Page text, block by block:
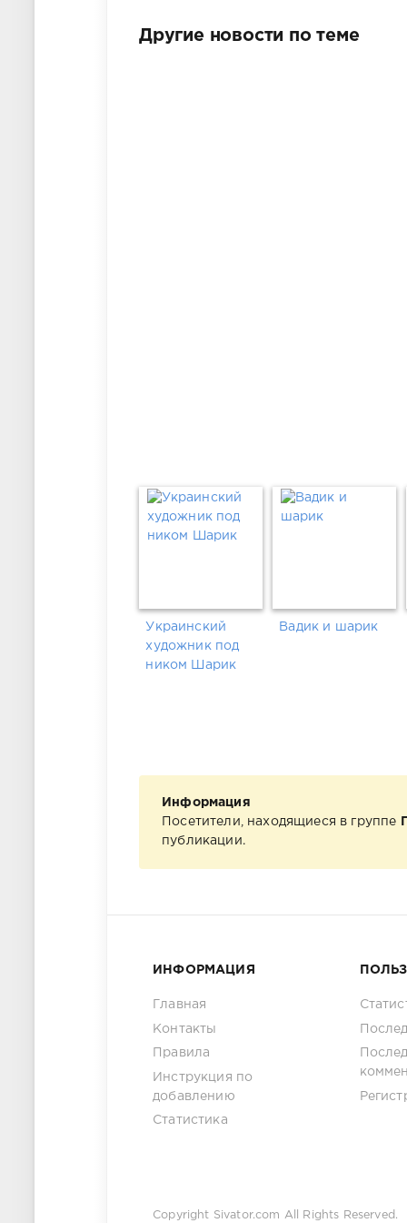
Другие новости по теме
Украинский
художник под
ником Шарик
Вадик и шарик
Информация
Посетители, находящиеся в группе
публикации.
ИНФОРМАЦИЯ
Главная
Контакты
Правила
Инструкция по
добавлению
Статистика
Copyright Sivator.com All Rights Reserved.